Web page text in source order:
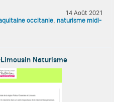
14 Août 2021
occitanie, naturisme midi-
Naturisme